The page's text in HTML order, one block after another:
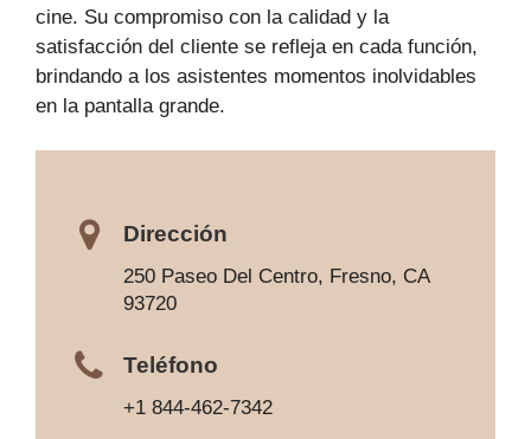
cine. Su compromiso con la calidad y la
satisfacción del cliente se refleja en cada función,
brindando a los asistentes momentos inolvidables
en la pantalla grande.
Dirección
250 Paseo Del Centro, Fresno, CA
93720
Teléfono
+1 844-462-7342